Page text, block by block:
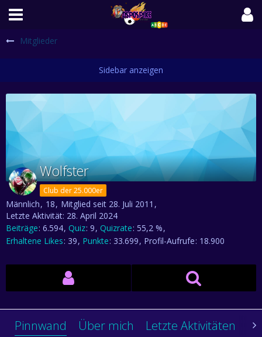
Mitglieder
Wolfster
Club der 25.000er
Männlich 18
Mitglied seit 28. Juli 2011
Letzte Aktivität: 28. April 2024
Beiträge 6.594 Quiz 9 Quizrate 55,2 %
Erhaltene Likes 39 Punkte 33.699 Profil-Aufrufe 18.900
Pinnwand Über mich Letzte Aktivitäten